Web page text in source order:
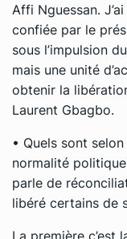
Affi Nguessan.
confiée par le
sous l’impulsion
mais une unité
obtenir la
Laurent Gbagbo.
• Quels sont
normalité
parle de
libéré certains de
La première c’est